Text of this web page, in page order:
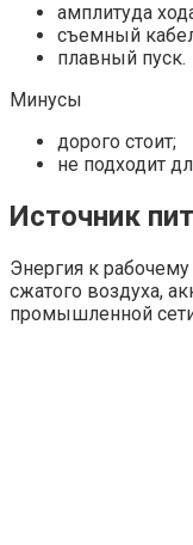
амплитуда
съемный
плавный пуск.
Минусы
дорого стоит;
не подходит
Источник
Энергия к
сжатого воздуха,
промышленной